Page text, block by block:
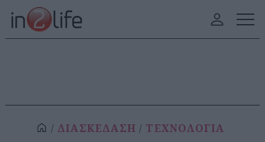
ΔΙΑΣΚΕΔΑΣΗ ΤΕΧΝΟΛΟΓΙΑ